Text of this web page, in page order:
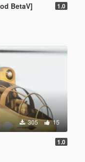
BetaV] 1.0
305 15
1.0